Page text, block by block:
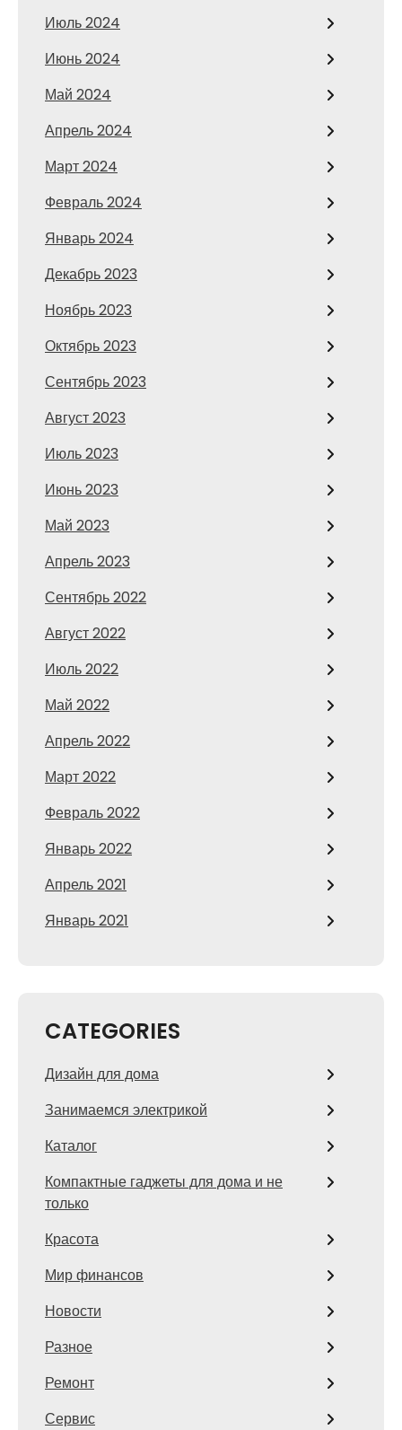
Июль 2024
Июнь 2024
Май 2024
Апрель 2024
Март 2024
Февраль 2024
Январь 2024
Декабрь 2023
Ноябрь 2023
Октябрь 2023
Сентябрь 2023
Август 2023
Июль 2023
Июнь 2023
Май 2023
Апрель 2023
Сентябрь 2022
Август 2022
Июль 2022
Май 2022
Апрель 2022
Март 2022
Февраль 2022
Январь 2022
Апрель 2021
Январь 2021
CATEGORIES
Дизайн для дома
Занимаемся электрикой
Каталог
Компактные гаджеты для дома и не
только
Красота
Мир финансов
Новости
Разное
Ремонт
Сервис